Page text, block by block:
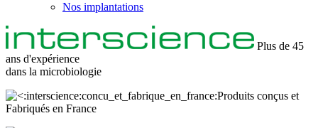
Nos implantations
Plus de 45
ans d'expérience
dans la microbiologie
Produits conçus et
Fabriqués en France